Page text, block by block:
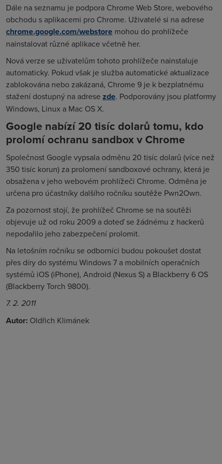
Dále na seznamu je podpora Chrome Web Store, webového
obchodu s aplikacemi pro Chrome. Uživatelé si na adrese
chrome.google.com/webstore mohou do prohlížeče
nainstalovat různé aplikace včetně her.
Nová verze se uživatelům tohoto prohlížeče nainstaluje
automaticky. Pokud však je služba automatické aktualizace
zablokována nebo zakázaná, Chrome 9 je k bezplatnému
stažení dostupný na adrese zde. Podporovány jsou platformy
Windows, Linux a Mac OS X.
Google nabízí 20 tisíc dolarů tomu, kdo
prolomí ochranu sandbox v Chrome
Společnost Google vypsala odměnu 20 tisíc dolarů (více než
350 tisíc korun) za prolomení sandboxové ochrany, která je
obsažena v jeho webovém prohlížeči Chrome. Odměna je
určena pro účastníky dalšího ročníku soutěže Pwn2Own.
Za pozornost stojí, že prohlížeč Chrome se na soutěži
objevuje už od roku 2009 a doteď se žádnému z hackerů
nepodařilo jeho zabezpečení prolomit.
Na letošním ročníku se odborníci budou pokoušet dostat
přes díry do systému Windows 7 a mobilních operačních
systémů iOS (iPhone), Android (Nexus S) a Blackberry 6 OS
(Blackberry Torch 9800).
7. 2. 2011
Autor: Oldřich Klimánek